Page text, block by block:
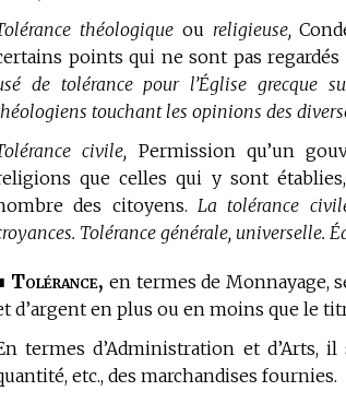
théologiqueou religieuse,
points qui ne sont pas
de tolérance pour l’Église grecque
touchant les opinions des
civile, Permission qu’un
que celles qui y sont
des citoyens. La tolérance
Tolérance générale, universelle.
Tolérance, en termes de Monnayage,
d’argent en plus ou en moins que le
termes d’Administration et d’Arts, il
etc., des marchandises fournies.